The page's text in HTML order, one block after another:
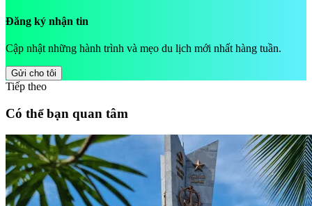
Đăng ký nhận tin
Cập nhật những hành trình và mẹo du lịch mới nhất hàng tuần.
Gửi cho tôi
Tiếp theo
Có thể bạn quan tâm